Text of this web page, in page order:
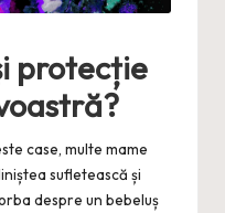
protecție
case, multe mame
sufletească și
despre un bebeluș